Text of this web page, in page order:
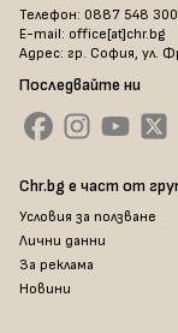
Телефон: 0887 548 300
E-mail: office[at]chr.bg
Адрес: гр. София, ул.
Последвайте ни
Chr.bg е част от
Условия за ползване
Лични данни
За реклама
Новини